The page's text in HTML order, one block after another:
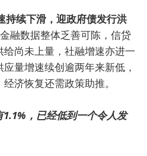
持续下滑，迎政府债发行洪
融数据整体乏善可陈，信贷
尚未上量，社融增速亦进一
量增速续创逾两年来新低，
济恢复还需政策助推。
1.1%，已经低到一个令人发